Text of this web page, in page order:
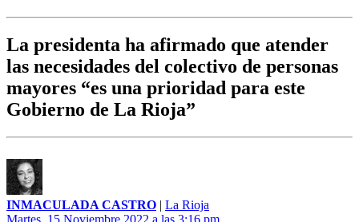
La presidenta ha afirmado que atender
las necesidades del colectivo de personas
mayores “es una prioridad para este
Gobierno de La Rioja”
INMACULADA CASTRO | La Rioja
Martes, 15 Noviembre 2022 a las 3:16 pm